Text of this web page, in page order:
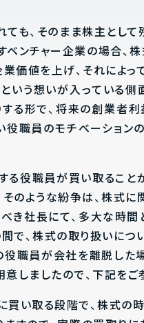
も、そのまま株主とし
ンチャー企業の場合、
価値を上げ、それによっ
いう想いが入っている側
る形で、将来の創業者利
職員のモチベーション
る役職員が買い取ること
のような紛争は、株式
き社長にて、多大な時間
で、株式の取り扱いに
役職員が会社を離脱した
しましたので、下記をご
買い取る段階で、株式の